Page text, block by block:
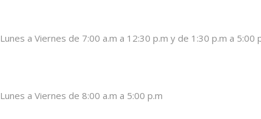
Lunes a Viernes de 7:00 a.m a 12:30 p.m y de 1:30 p.m a 5:00
Lunes a Viernes de 8:00 a.m a 5:00 p.m